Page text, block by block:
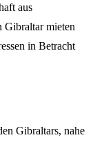
aus
Gibraltar mieten
in Betracht
Gibraltars, nahe